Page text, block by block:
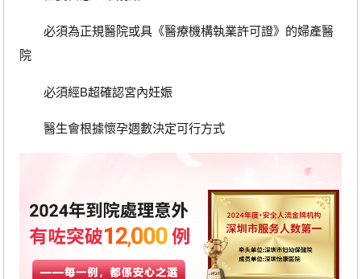
必須為正規醫院或具《醫療機構執業許可證》的婦產醫
院
必須經B超確認宮內妊娠
醫生會根據懷孕週數決定可行方式